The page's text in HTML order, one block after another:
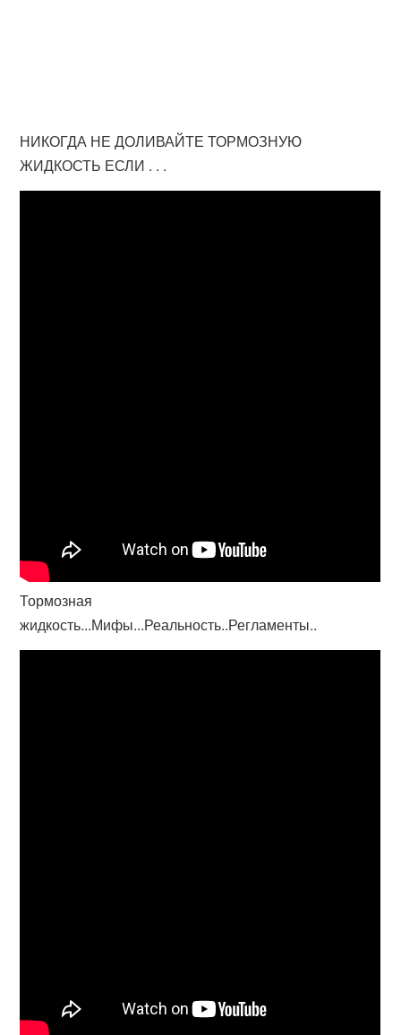
НИКОГДА НЕ ДОЛИВАЙТЕ ТОРМОЗНУЮ
ЖИДКОСТЬ ЕСЛИ . . .
Тормозная
жидкость...Мифы...Реальность..Регламенты..